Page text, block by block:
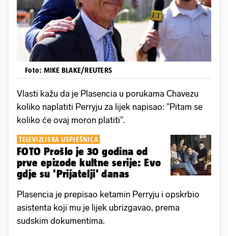
Foto: MIKE BLAKE/REUTERS
Vlasti kažu da je Plasencia u porukama Chavezu
koliko naplatiti Perryju za lijek napisao: "Pitam se
koliko će ovaj moron platiti".
TELEVIZIJSKA USPJEŠNICA
FOTO Prošlo je 30 godina od
prve epizode kultne serije: Evo
gdje su 'Prijatelji' danas
Plasencia je prepisao ketamin Perryju i opskrbio
asistenta koji mu je lijek ubrizgavao, prema
sudskim dokumentima.